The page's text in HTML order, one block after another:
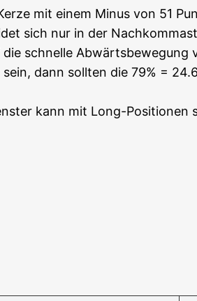
mit einem Minus von 51
sich nur in der
schnel­le Abwärts­be­we­gung
dann soll­ten die 79% =
kann mit Long-